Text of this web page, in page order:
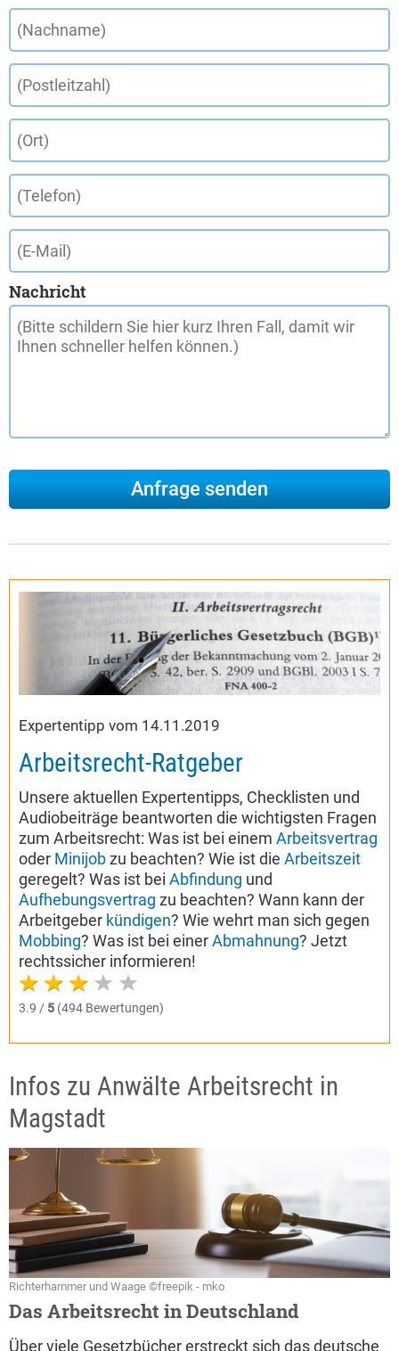
Nachricht
Expertentipp vom 14.11.2019
Arbeitsrecht-Ratgeber
Unsere aktuellen Expertentipps, Checklisten und
Audiobeiträge beantworten die wichtigsten Fragen
zum Arbeitsrecht: Was ist bei einem Arbeitsvertrag
oder Minijobzu beachten? Wie ist die Arbeitszeit
geregelt? Was ist bei Abfindung und
Aufhebungsvertrag zu beachten? Wann kann der
Arbeitgeber kündigen? Wie wehrt man sich gegen
Mobbing? Was ist bei einerAbmahnung? Jetzt
rechtssicher informieren!
3.9 / 5 (494 Bewertungen)
Infos zu Anwälte Arbeitsrecht in
Magstadt
Richterhammer und Waage ©freepik - mko
Das Arbeitsrecht in Deutschland
Über viele Gesetzbücher erstreckt sich das deutsche